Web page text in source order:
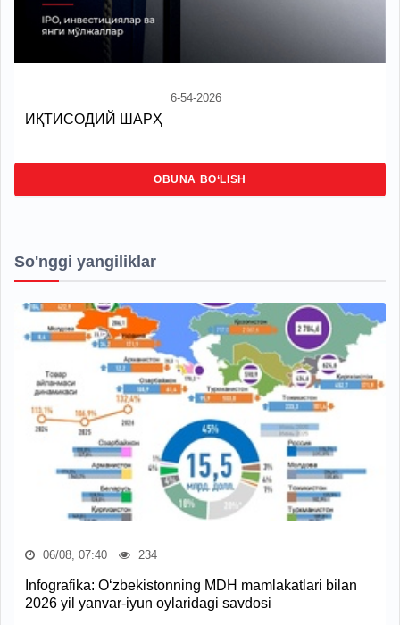
6-54-2026
ИҚТИСОДИЙ ШАРҲ
OBUNA BO‘LISH
So'nggi yangiliklar
06/08, 07:40 234
Infografika: O‘zbekistonning MDH mamlakatlari bilan
2026 yil yanvar-iyun oylaridagi savdosi